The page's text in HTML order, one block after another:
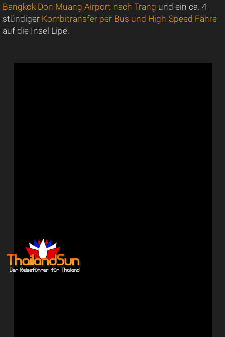
Bangkok Don Muang Airport nach Trang und ein ca. 4
stündiger Kombitransfer per Bus und High-Speed Fähre
auf die Insel Lipe.